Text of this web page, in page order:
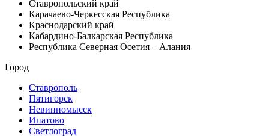
Ставропольский край
Карачаево-Черкесская Республика
Краснодарский край
Кабардино-Балкарская Республика
Республика Северная Осетия – Алания
Город
Ставрополь
Пятигорск
Невинномысск
Ипатово
Светлоград